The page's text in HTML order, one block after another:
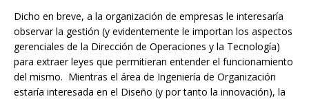
Dicho en breve, a la organización de empresas le interesaría
observar la gestión (y evidentemente le importan los aspectos
gerenciales de la Dirección de Operaciones y la Tecnología)
para extraer leyes que permitieran entender el funcionamiento
del mismo. Mientras el área de Ingeniería de Organización
estaría interesada en el Diseño (y por tanto la innovación), la